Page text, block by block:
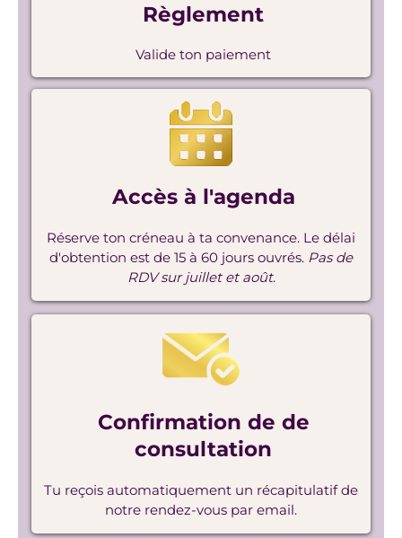
Règlement
Valide ton paiement
Accès à l'agenda
Réserve ton créneau à ta convenance. Le délai
d'obtention est de 15 à 60 jours ouvrés. Pas de
RDV sur juillet et août.
Confirmation de de
consultation
Tu reçois automatiquement un récapitulatif de
notre rendez-vous par email.